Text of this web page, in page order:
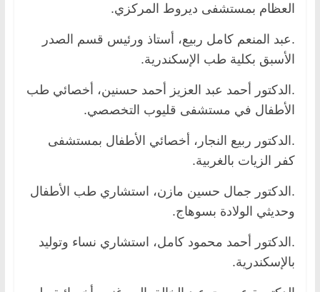
العظام بمستشفى ديروط المركزي.
.عبد المنعم كامل ربيع، أستاذ ورئيس قسم الصدر
الأسبق بكلية طب الإسكندرية.
.الدكتور أحمد عبد العزيز أحمد حسنين، أخصائي طب
الأطفال في مستشفى قليوب التخصصي.
.الدكتور ربيع النجار، أخصائي الأطفال بمستشفى
كفر الزيات بالغربية.
.الدكتور جمال حسين مازن، استشاري طب الأطفال
وحديثي الولادة بسوهاج.
.الدكتور أحمد محمود كامل، استشاري نساء وتوليد
بالإسكندرية.